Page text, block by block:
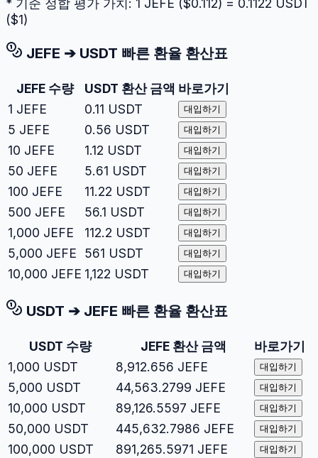
* 기준 정합 평가 가치: 1 JEFE ($0.112) = 0.1122 USDT
($1)
JEFE ➔ USDT 빠른 환율 환산표
JEFE수량 USDT 환산 금액 바로가기
1 JEFE 0.11 USDT 대입하기
5 JEFE 0.56 USDT 대입하기
10 JEFE 1.12 USDT 대입하기
50 JEFE 5.61 USDT 대입하기
100 JEFE 11.22 USDT 대입하기
500 JEFE 56.1 USDT 대입하기
1,000 JEFE 112.2 USDT 대입하기
5,000 JEFE 561 USDT 대입하기
10,000 JEFE 1,122 USDT 대입하기
USDT ➔ JEFE 빠른 환율 환산표
USDT 수량 JEFE 환산 금액
바로가기
1,000 USDT 8,912.656 JEFE 대입하기
5,000 USDT 44,563.2799 JEFE 대입하기
10,000 USDT 89,126.5597 JEFE 대입하기
50,000 USDT 445,632.7986 JEFE 대입하기
100,000 USDT 891,265.5971 JEFE 대입하기